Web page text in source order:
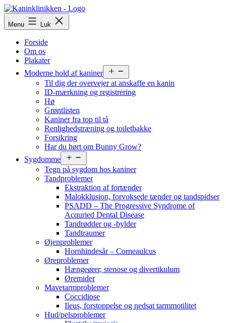
Fortsæt
til
indhold
Menu Luk
Forside
Om os
Plakater
Moderne hold af kaniner
menu
Til dig der overvejer at anskaffe en kanin
ID-mærkning og registrering
Hø
Grøntlisten
Kaniner fra top til tå
Renlighedstræning og toiletbakke
Forsikring
Har du hørt om Bunny Grow?
Sygdomme
menu
Tegn på sygdom hos kaniner
Tandproblemer
Ekstraktion af fortænder
Malokklusion, forvoksede tænder og tandspidser
PSADD – The Progressive Syndrome of
Acquried Dental Disease
Tandrødder og -bylder
Tandtraumer
Øjenproblemer
Hornhindesår – Corneaulcus
Øreproblemer
Hængeører, stenose og divertikulum
Øremider
Mavetarmproblemer
Coccidiose
Ileus, forstoppelse og nedsat tarmmotilitet
Hud/pelsproblemer